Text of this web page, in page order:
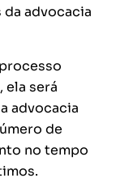
advocacia
será
advocacia
de
no tempo